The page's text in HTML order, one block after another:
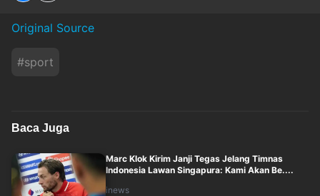
Original Source
#sport
Baca Juga
Marc Klok Kirim Janji Tegas Jelang Timnas
Indonesia Lawan Singapura: Kami Akan Be....
inews